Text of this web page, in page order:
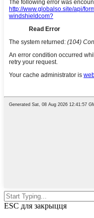
ESC для закрыцця